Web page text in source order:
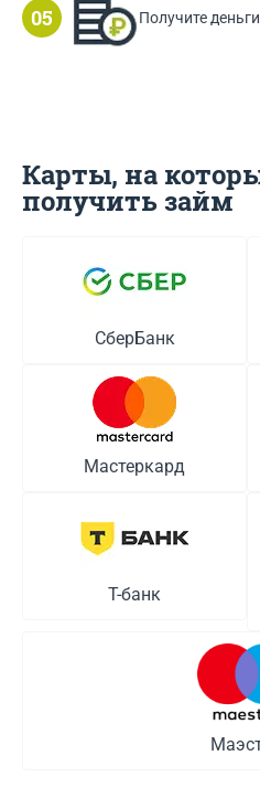
Получите деньги
Карты, на
получить займ
СберБанк
Мастеркард
Т-банк